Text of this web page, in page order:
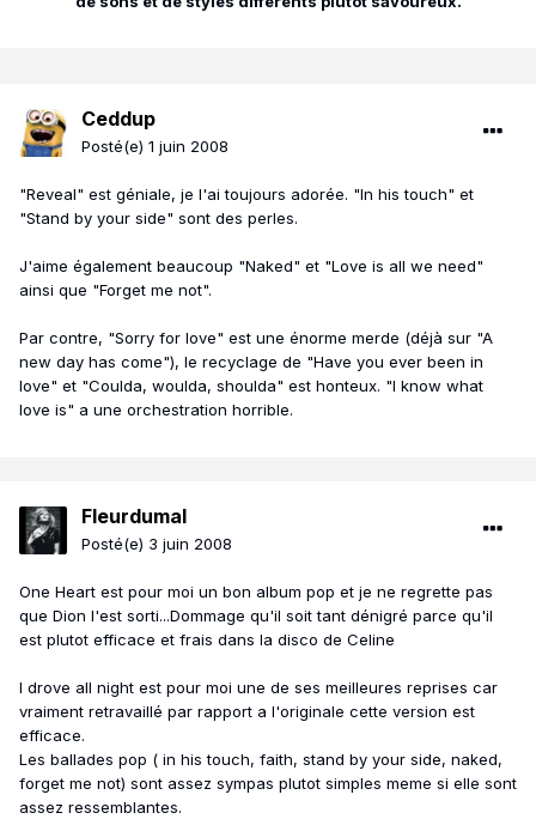
Ceddup
Posté(e) 1 juin 2008
"Reveal" est géniale, je l'ai toujours adorée. "In his touch" et
"Stand by your side" sont des perles.
J'aime également beaucoup "Naked" et "Love is all we need"
ainsi que "Forget me not".
Par contre, "Sorry for love" est une énorme merde (déjà sur "A
new day has come"), le recyclage de "Have you ever been in
love" et "Coulda, woulda, shoulda" est honteux. "I know what
love is" a une orchestration horrible.
Fleurdumal
Posté(e) 3 juin 2008
One Heart est pour moi un bon album pop et je ne regrette pas
que Dion l'est sorti...Dommage qu'il soit tant dénigré parce qu'il
est plutot efficace et frais dans la disco de Celine
I drove all night est pour moi une de ses meilleures reprises car
vraiment retravaillé par rapport a l'originale cette version est
efficace.
Les ballades pop ( in his touch, faith, stand by your side, naked,
forget me not) sont assez sympas plutot simples meme si elle sont
assez ressemblantes.